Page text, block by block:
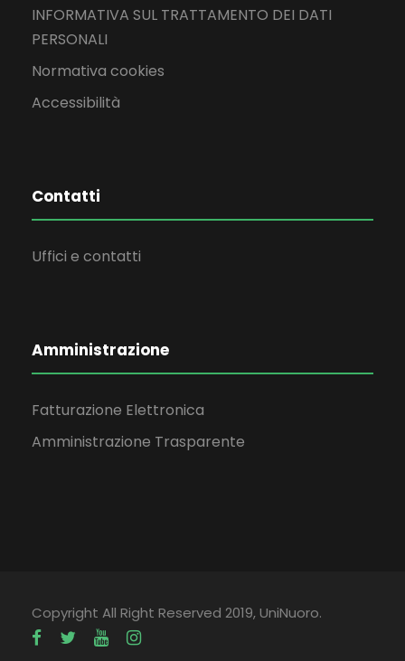
INFORMATIVA SUL TRATTAMENTO DEI DATI
PERSONALI
Normativa cookies
Accessibilità
Contatti
Uffici e contatti
Amministrazione
Fatturazione Elettronica
Amministrazione Trasparente
Copyright All Right Reserved 2019, UniNuoro.